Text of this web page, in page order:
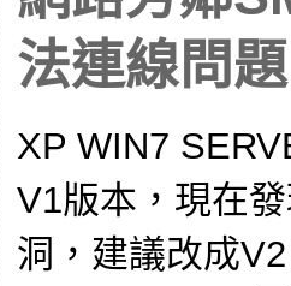
法連線問題
XP WIN7
V1版本，現在
洞，建議改成